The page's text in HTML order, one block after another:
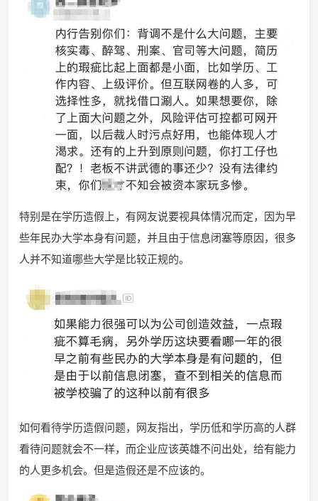
特别是在学历造假上，有网友说要视具体情况而定，因为早
些年民办大学本身有问题，并且由于信息闭塞等原因，很多
人并不知道哪些大学是比较正规的。
如何看待学历造假问题，网友指出，学历低和学历高的人群
看待问题就会不一样，而企业应该英雄不问出处，给有能力
的人更多机会。但是造假还是不应该的。